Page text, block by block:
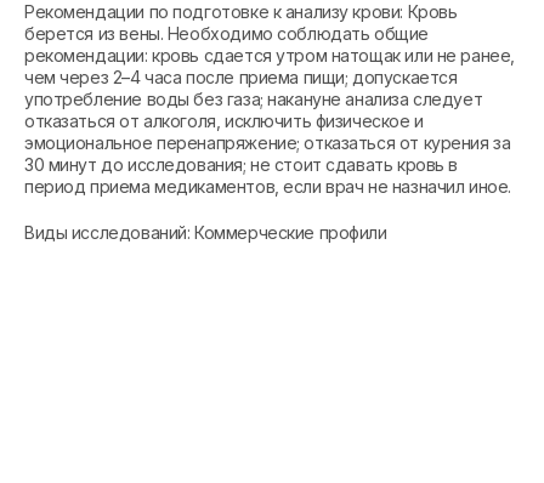
Рекомендации по подготовке к анализу крови: Кровь
берется из вены. Необходимо соблюдать общие
рекомендации: кровь сдается утром натощак или не ранее,
чем через 2–4 часа после приема пищи; допускается
употребление воды без газа; накануне анализа следует
отказаться от алкоголя, исключить физическое и
эмоциональное перенапряжение; отказаться от курения за
30 минут до исследования; не стоит сдавать кровь в
период приема медикаментов, если врач не назначил иное.
Виды исследований: Коммерческие профили